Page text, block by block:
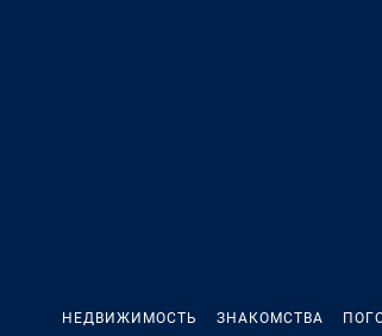
НЕДВИЖИМОСТЬ ЗНАКОМСТВА